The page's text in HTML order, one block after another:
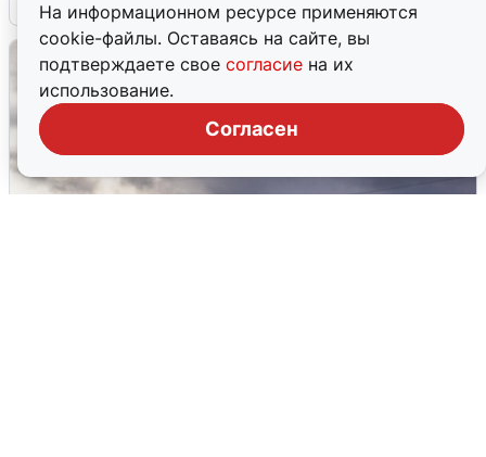
На информационном ресурсе применяются
cookie-файлы. Оставаясь на сайте, вы
подтверждаете свое согласие на их
использование.
Согласен